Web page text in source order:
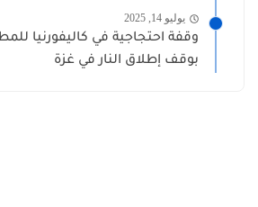
يوليو 14, 2025
وقفة احتجاجية في كاليفورنيا
بوقف إطلاق النار في غزة